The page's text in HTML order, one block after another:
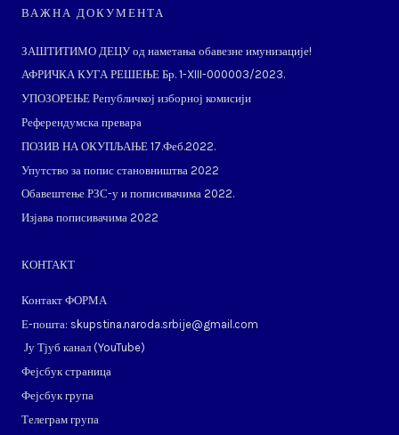
ВАЖНА ДОКУМЕНТА
ЗАШТИТИМО ДЕЦУ од наметања обавезне имунизације!
АФРИЧКА КУГА РЕШЕЊЕ Бр. 1-XIII-000003/2023.
УПОЗОРЕЊЕ Републичкој изборној комисији
Референдумска превара
ПОЗИВ НА ОКУПЉАЊЕ 17.Феб.2022.
Упутство за попис становништва 2022
Обавештење РЗС-у и пописивачима 2022.
Изјава пописивачима 2022
КОНТАКТ
Контакт ФОРМА
Е-пошта: skupstina.naroda.srbije@gmail.com
Ју Тјуб канал (YouTube)
Фејсбук страница
Фејсбук група
Телеграм група